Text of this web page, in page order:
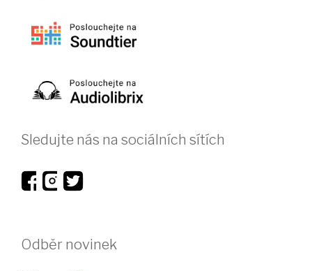
Sledujte nás na sociálních sítích
Odběr novinek